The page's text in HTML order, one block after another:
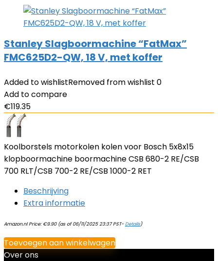
Stanley Slagboormachine “FatMax”
FMC625D2-QW, 18 V, met koffer
Added to wishlistRemoved from wishlist 0
Add to compare
€119.35
Koolborstels motorkolen kolen voor Bosch 5x8x15
klopboormachine boormachine CSB 680-2 RE/CSB
700 RLT/CSB 700-2 RE/CSB 1000-2 RET
Beschrijving
Extra informatie
Amazon.nl Price: €9.90(as of 06/11/2025 23:37 PST-Details)
Toevoegen aan winkelwagen
Over ons